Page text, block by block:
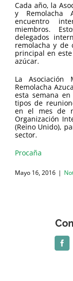
Cada año, la
y Remolacha
encuentro
miembros.
delegados
remolacha y de
principal en
azúcar.
La Asociación
Remolacha
esta semana en
tipos de
en el mes de
Organización
(Reino Unido),
sector.
Procaña
Mayo 16, 2016 |